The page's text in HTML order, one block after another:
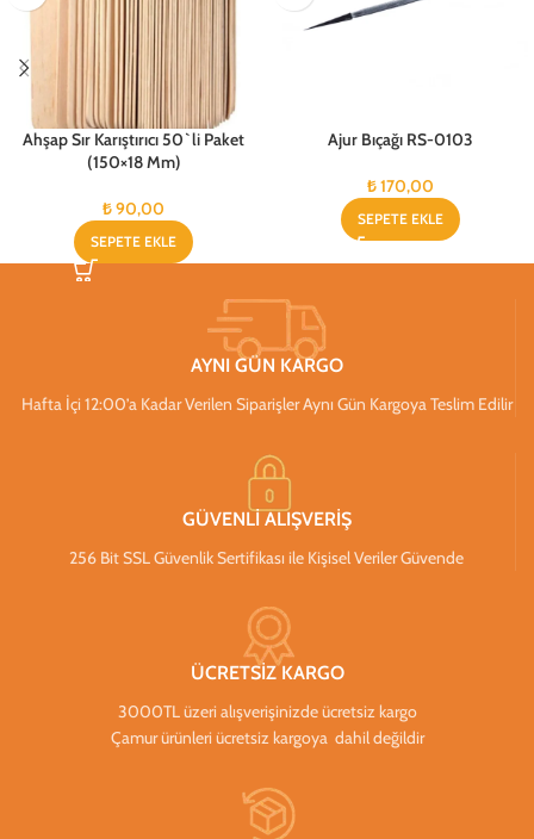
Ahşap Sır Karıştırıcı 50`li Paket
(150×18 Mm)
₺90,00
SEPETE EKLE
Ajur Bıçağı RS-0103
₺170,00
SEPETE EKLE
AYNI GÜN KARGO
Hafta İçi 12:00’a Kadar Verilen Siparişler Aynı Gün Kargoya Teslim Edilir
GÜVENLİ ALIŞVERİŞ
256 Bit SSL Güvenlik Sertifikası ile Kişisel Veriler Güvende
ÜCRETSİZ KARGO
3000TL üzeri alışverişinizde ücretsiz kargo
Çamur ürünleri ücretsiz kargoya dahil değildir